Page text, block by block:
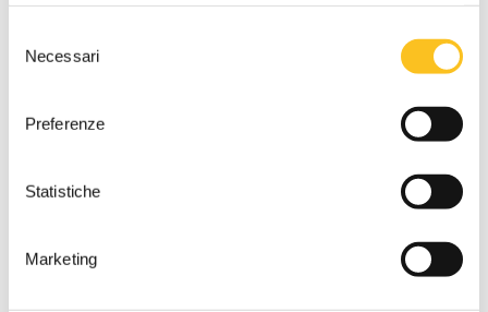
delNecessari
Preferenze
Statistiche
Marketing
22/06/2026 12:00:00
23/06/2026 16:20:31
10.000,00 €
Tribunale di Verbania presso Banca Popolare di